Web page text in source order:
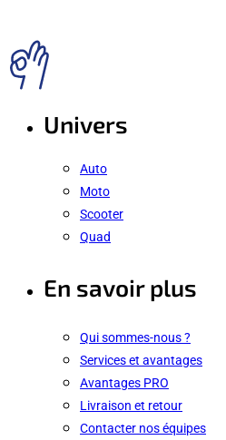
Univers
Auto
Moto
Scooter
Quad
En savoir plus
Qui sommes-nous ?
Services et avantages
Avantages PRO
Livraison et retour
Contacter nos équipes